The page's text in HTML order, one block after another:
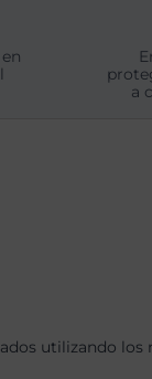
a
utilizando